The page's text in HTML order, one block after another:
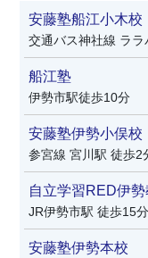
安藤塾船江小木校
交通バス神社線 ラ
船江塾
伊勢市駅徒歩10分
安藤塾伊勢小俣校
参宮線 宮川駅 徒歩2
自立学習RED伊勢
JR伊勢市駅 徒歩15
安藤塾伊勢本校